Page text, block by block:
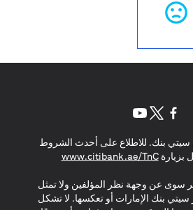
بنك. للاطلاع على أحدث الشروط
بزيارةwww.citibank.ae/TnC
(opens in a new tab)
تعبر سوى عن وجهة نظر المؤلفين ولا تمثل
بنك الإمارات أو تعكسها. لا تشكل